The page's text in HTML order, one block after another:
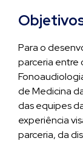
Para o
parceria entre
de Medicina
das equipes
experiência
parceria, da